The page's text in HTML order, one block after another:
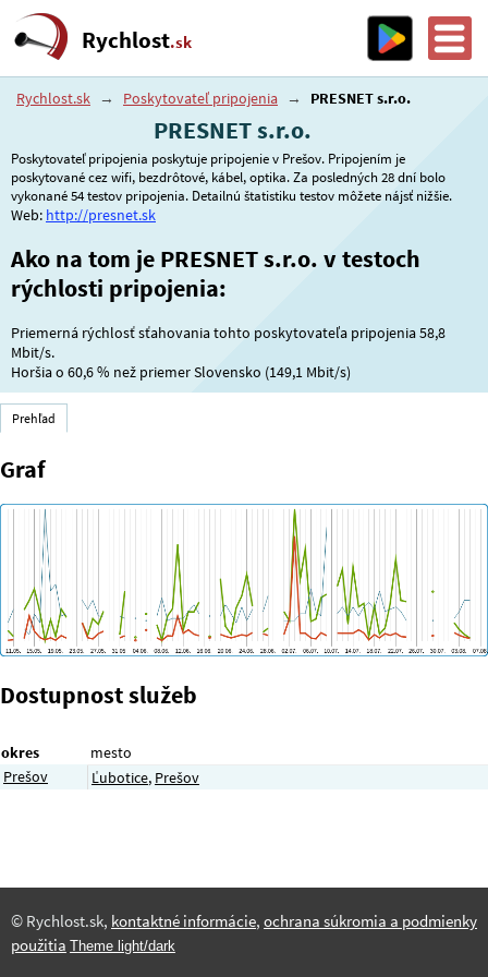
Rychlost.sk
Rychlost.sk → Poskytovateľ pripojenia → PRESNET s.r.o.
PRESNET s.r.o.
Poskytovateľ pripojenia poskytuje pripojenie v Prešov. Pripojením je
poskytované cez wifi, bezdrôtové, kábel, optika. Za posledných 28 dní bolo
vykonané 54 testov pripojenia. Detailnú štatistiku testov môžete nájsť nižšie.
Web: http://presnet.sk
Ako na tom je PRESNET s.r.o. v testoch
rýchlosti pripojenia:
Priemerná rýchlosť sťahovania tohto poskytovateľa pripojenia 58,8
Mbit/s.
Horšia o 60,6 % než priemer Slovensko (149,1 Mbit/s)
Prehľad
Graf
Dostupnost služeb
okres
mesto
Prešov
Ľubotice, Prešov
© Rychlost.sk, kontaktné informácie, ochrana súkromia a podmienky
použitia Theme light/dark